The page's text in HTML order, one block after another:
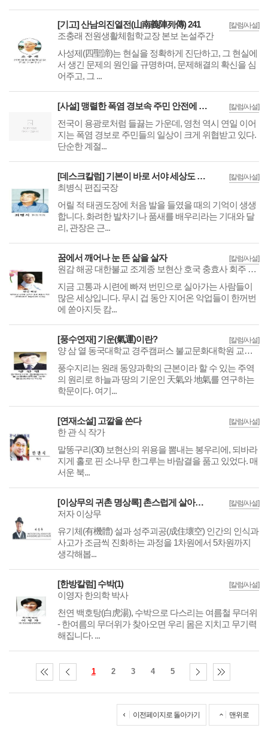
[칼럼/사설]
[기고] 산남의진열전(山南義陣列傳) 241
조충래 전원생활체험학교장 본보 논설주간
사성제(四聖諦)는 현실을 정확하게 진단하고, 그 현실에
서 생긴 문제의 원인을 규명하며, 문제해결의 확신을 심
어주고, 그 ...
[칼럼/사설]
[사설] 맹렬한 폭염 경보속 주민 안전에 총력 기울여야
전국이 용광로처럼 들끓는 가운데, 영천 역시 연일 이어
지는 폭염 경보로 주민들의 일상이 크게 위협받고 있다.
단순한 계절...
[칼럼/사설]
[데스크칼럼] 기본이 바로 서야 세상도 바로 선다
최병식 편집국장
어릴 적 태권도장에 처음 발을 들였을 때의 기억이 생생
합니다. 화려한 발차기나 품새를 배우리라는 기대와 달
리, 관장은 근...
[칼럼/사설]
꿈에서 깨어나 눈 뜬 삶을 살자
원감 해공 대한불교 조계종 보현산 호국 충효사 회주 사회복지법인 충효자비원 이사장
지금 고통과 시련에 빠져 번민으로 실아가는 사람들이
많은 세상입니다. 무시 겁 동안 지어온 악업들이 한꺼번
에 쏟아지듯 캄...
[칼럼/사설]
[풍수연재] 기운(氣運)이란?
양 삼 열 동국대학교 경주캠퍼스 불교문화대학원 교수 풍수지리학 박사
풍수지리는 원래 동양과학의 근본이라 할 수 있는 주역
의 원리로 하늘과 땅의 기운인 天氣와 地氣를 연구하는
학문이다. 여기...
[칼럼/사설]
[연재소설] 고깔을 쓴다
한 관 식 작가
말똥구리(30) 보현산의 위용을 뽐내는 봉우리에, 되바라
지게 홀로 핀 소나무 한그루는 바람결을 품고 있었다. 매
서운 북...
[칼럼/사설]
[이상무의 귀촌 명상록] 촌스럽게 살아봐요, 우리
저자 이상무
유기체(有機體) 설과 성주괴공(成住壞空) 인간의 인식과
사고가 조금씩 진화하는 과정을 1차원에서 5차원까지
생각해봅...
[칼럼/사설]
[한방칼럼] 수박(1)
이영자 한의학 박사
천연 백호탕(白虎湯), 수박으로 다스리는 여름철 무더위
- 한여름의 무더위가 찾아오면 우리 몸은 지치고 무기력
해집니다. ...
1 2 3 4 5
이전페이지로 돌아가기 맨위로